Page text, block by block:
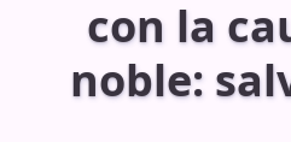
con la
noble: